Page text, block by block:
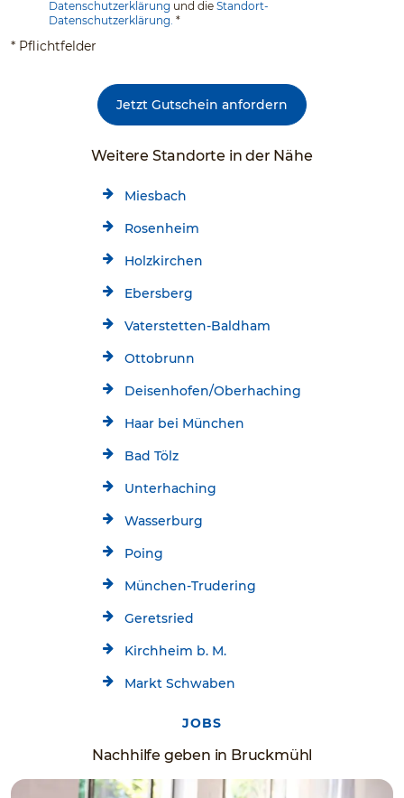
Datenschutzerklärung und die Standort-
Datenschutzerklärung. *
* Pflichtfelder
Jetzt Gutschein anfordern
Weitere Standorte in der Nähe
Miesbach
Rosenheim
Holzkirchen
Ebersberg
Vaterstetten-Baldham
Ottobrunn
Deisenhofen/Oberhaching
Haar bei München
Bad Tölz
Unterhaching
Wasserburg
Poing
München-Trudering
Geretsried
Kirchheim b. M.
Markt Schwaben
JOBS
Nachhilfe geben in Bruckmühl